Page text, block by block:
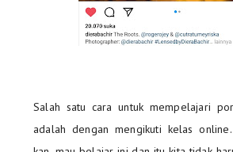
Salah satu cara untuk mempelajari
adalah dengan mengikuti kelas